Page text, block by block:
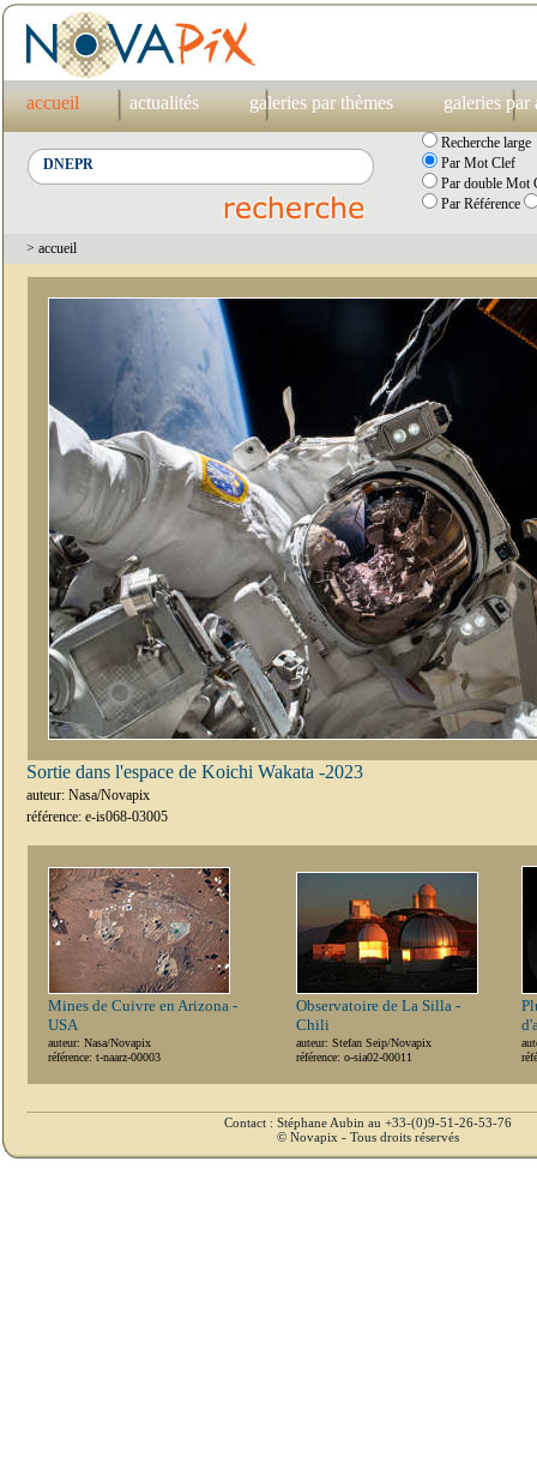
accueil actualités galeries par thèmes galeries par
Recherche large
Par Mot Clef
Par double Mot
Par Référence
> accueil
Sortie dans l'espace de Koichi Wakata -2023
auteur: Nasa/Novapix
référence: e-is068-03005
Mines de Cuivre en Arizona -
USA
auteur: Nasa/Novapix
référence: t-naarz-00003
Observatoire de La Silla -
Chili
auteur: Stefan Seip/Novapix
référence: o-sia02-00011
Contact : Stéphane Aubin au +33-(0)9-51-26-53-76
© Novapix - Tous droits réservés